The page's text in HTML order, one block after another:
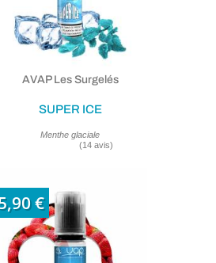
AVAP Les Surgelés
SUPER ICE
Menthe glaciale
€